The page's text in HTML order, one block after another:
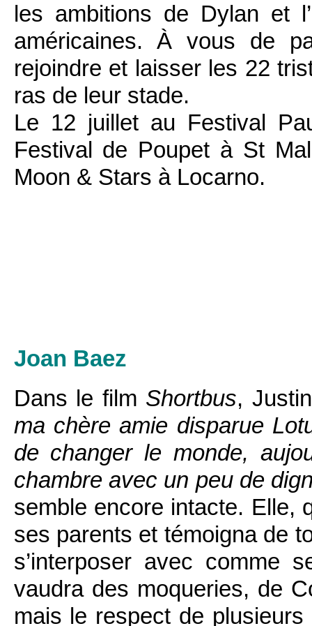
les ambitions de Dylan et
américaines. À vous de
rejoindre et laisser les 22
ras de leur stade.
Le 12 juillet au Festival
Festival de Poupet à St
Moon & Stars à Locarno.
Joan Baez
Dans le film Shortbus,
ma chère amie disparue
de changer le monde,
chambre avec un peu de
semble encore intacte. Elle,
ses parents et témoigna de
s’interposer avec comme
vaudra des moqueries, de
mais le respect de